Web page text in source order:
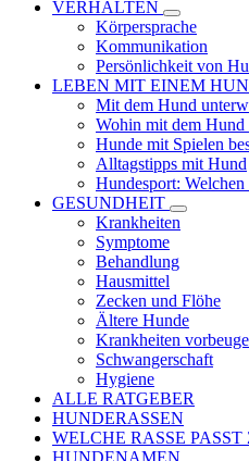
VERHALTEN
Körpersprache
Kommunikation
Persönlichkeit von
LEBEN MIT EINEM
Mit dem Hund
Wohin mit dem Hund
Hunde mit Spielen
Alltagstipps mit Hund
Hundesport: Welchen
GESUNDHEIT
Krankheiten
Symptome
Behandlung
Hausmittel
Zecken und Flöhe
Ältere Hunde
Krankheiten
Schwangerschaft
Hygiene
ALLE RATGEBER
HUNDERASSEN
WELCHE RASSE PASST
HUNDENAMEN